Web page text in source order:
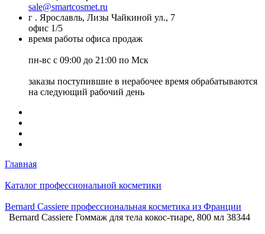
sale@smartcosmet.ru
г . Ярославль, Лизы Чайкиной ул., 7
офис 1/5
время работы офиса продаж
пн-вс с 09:00 до 21:00 по Мск
заказы поступившие в нерабочее время обрабатываются
на следующий рабочий день
Главная
Каталог профессиональной косметики
Bernard Cassiere профессиональная косметика из Франции
Bernard Cassiere Гоммаж для тела кокос-тиаре, 800 мл 38344